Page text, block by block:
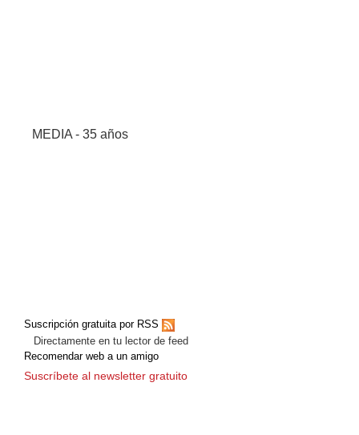
MEDIA - 35 años
Suscripción gratuita por RSS
Directamente en tu lector de feed
Recomendar web a un amigo
Suscríbete al newsletter gratuito